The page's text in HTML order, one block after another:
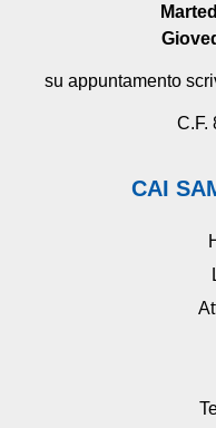
su appuntamento
C.F.
CAI